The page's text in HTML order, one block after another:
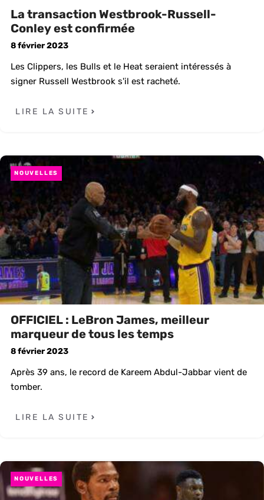
La transaction Westbrook-Russell-
Conley est confirmée
8 février 2023
Les Clippers, les Bulls et le Heat seraient intéressés à
signer Russell Westbrook s'il est racheté.
LIRE LA SUITE
NOUVELLES
OFFICIEL : LeBron James, meilleur
marqueur de tous les temps
8 février 2023
Après 39 ans, le record de Kareem Abdul-Jabbar vient de
tomber.
LIRE LA SUITE
NOUVELLES